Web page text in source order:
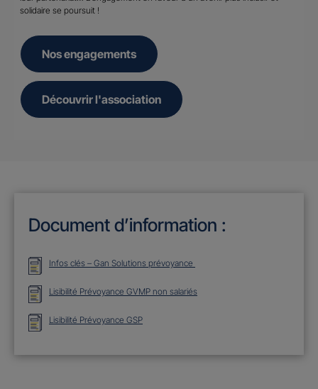
solidaire se poursuit !
Nos engagements
Découvrir l'association
Document d’information :
Infos clés – Gan Solutions prévoyance
Lisibilité Prévoyance GVMP non salariés
Lisibilité Prévoyance GSP